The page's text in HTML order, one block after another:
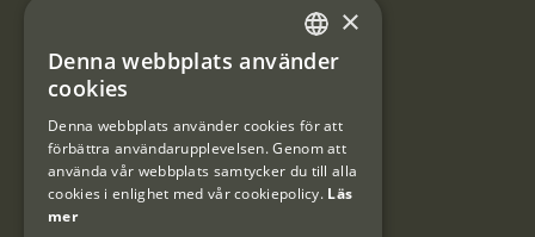
#Interjaktfamily
Kundklubb
Information om kundklubben.
SWEDISH
×
Denna webbplats använder
cookies
Denna webbplats använder cookies för att
förbättra användarupplevelsen. Genom att
använda vår webbplats samtycker du till alla
cookies i enlighet med vår cookiepolicy. Läs
mer